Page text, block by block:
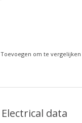
Toevoegen om te vergelijken
Electrical data